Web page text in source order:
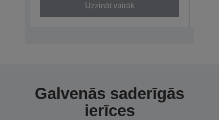
Uzzināt vairāk
Galvenās saderīgās
ierīces